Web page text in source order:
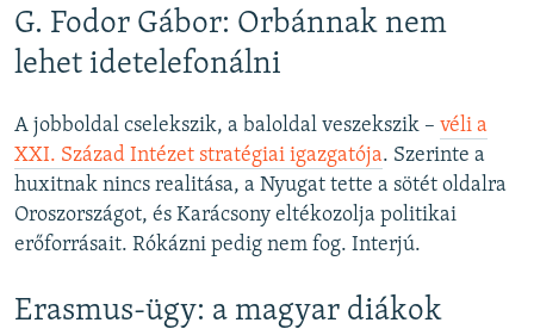
G. Fodor Gábor: Orbánnak nem
lehet idetelefonálni
A jobboldal cselekszik, a baloldal veszekszik – véli a
XXI. Század Intézet stratégiai igazgatója. Szerinte a
huxitnak nincs realitása, a Nyugat tette a sötét oldalra
Oroszországot, és Karácsony eltékozolja politikai
erőforrásait. Rókázni pedig nem fog. Interjú.
Erasmus-ügy: a magyar diákok